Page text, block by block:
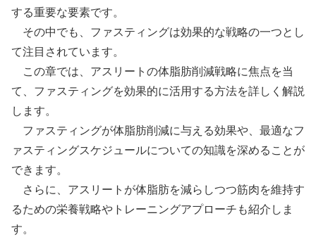
する重要な要素です。
その中でも、ファスティングは効果的な戦略の一つとし
て注目されています。
この章では、アスリートの体脂肪削減戦略に焦点を当
て、ファスティングを効果的に活用する方法を詳しく解説
します。
ファスティングが体脂肪削減に与える効果や、最適なフ
ァスティングスケジュールについての知識を深めることが
できます。
さらに、アスリートが体脂肪を減らしつつ筋肉を維持す
るための栄養戦略やトレーニングアプローチも紹介しま
す。